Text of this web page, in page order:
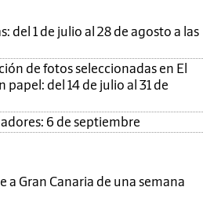
del 1 de julio al 28 de agosto a las
de fotos seleccionadas en El
papel: del 14 de julio al 31 de
6 de septiembre
a Gran Canaria de una semana